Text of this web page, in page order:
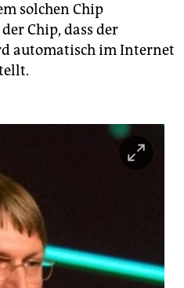
solchen Chip
Chip, dass der
automatisch im Internet